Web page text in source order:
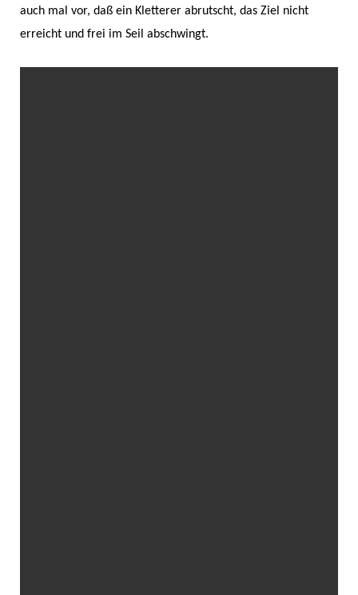
auch mal vor, daß ein Kletterer abrutscht, das Ziel nicht
erreicht und frei im Seil abschwingt.